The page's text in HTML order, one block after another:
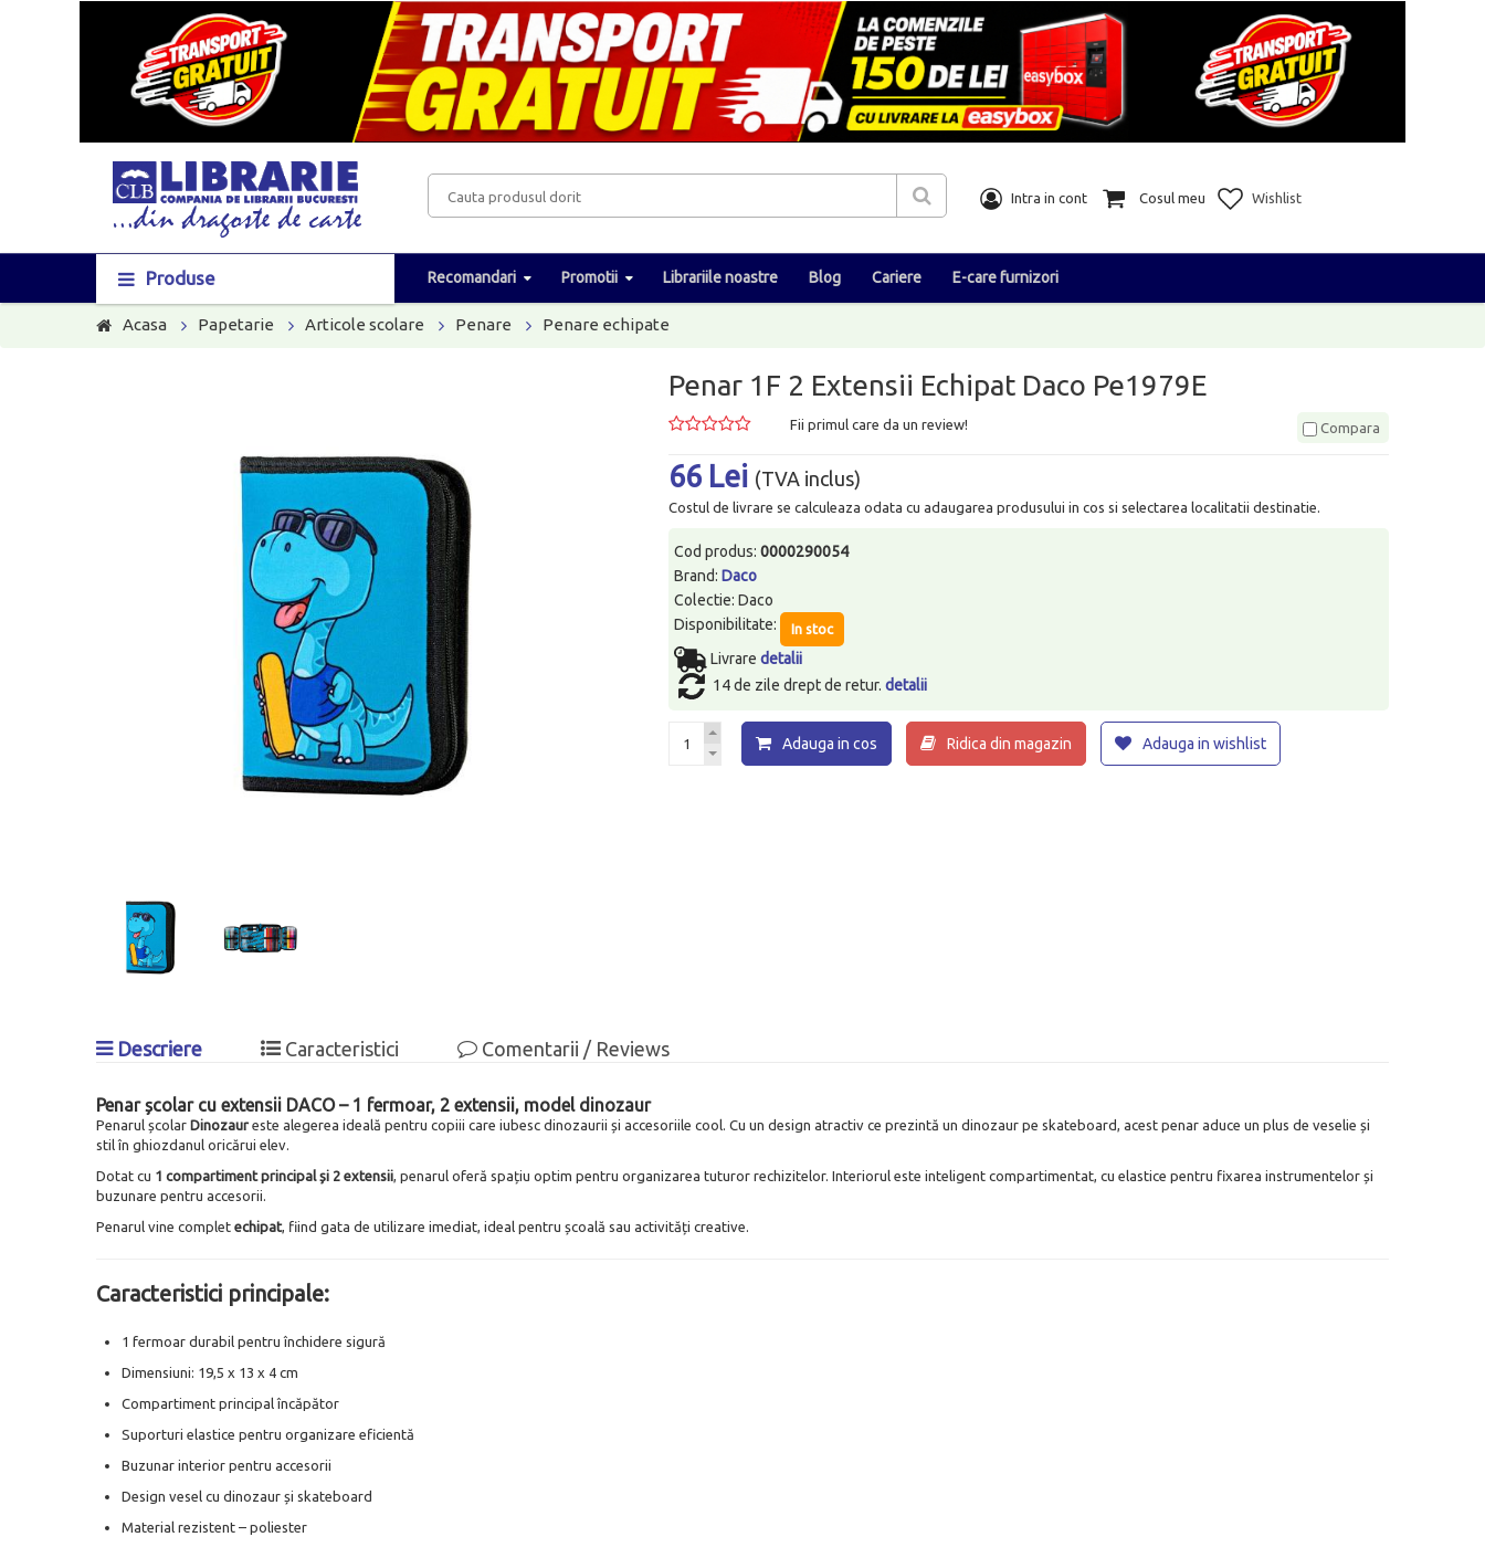
Intra in cont Cosul meu Wishlist
Produse Recomandari Promotii Librariile noastre Blog Cariere E-care furnizori
Acasa Papetarie Articole scolare Penare Penare echipate
Penar 1F 2 Extensii Echipat Daco Pe1979E
Fii primul care da un review! Compara
66 Lei (TVA inclus)
Costul de livrare se calculeaza odata cu adaugarea produsului in cos si selectarea localitatii destinatie.
Cod produs:0000290054
Brand:Daco
Colectie: Daco
Disponibilitate:
In stoc
Livraredetalii
14 de zile drept de retur.detalii
Adauga in cos Ridica din magazin Adauga in wishlist
Descriere Caracteristici Comentarii / Reviews
Penar școlar cu extensii DACO – 1 fermoar, 2 extensii, model dinozaur
Penarul școlar Dinozaur este alegerea ideală pentru copiii care iubesc dinozaurii și accesoriile cool. Cu un design atractiv ce prezintă un dinozaur pe skateboard, acest penar aduce un plus de veselie și
stil în ghiozdanul oricărui elev.
Dotat cu 1 compartiment principal și 2 extensii , penarul oferă spațiu optim pentru organizarea tuturor rechizitelor. Interiorul este inteligent compartimentat, cu elastice pentru fixarea instrumentelor și
buzunare pentru accesorii.
Penarul vine complet echipat, fiind gata de utilizare imediat, ideal pentru școală sau activități creative.
Caracteristici principale:
1 fermoar durabil pentru închidere sigură
Dimensiuni: 19,5 x 13 x 4 cm
Compartiment principal încăpător
Suporturi elastice pentru organizare eficientă
Buzunar interior pentru accesorii
Design vesel cu dinozaur și skateboard
Material rezistent – poliester